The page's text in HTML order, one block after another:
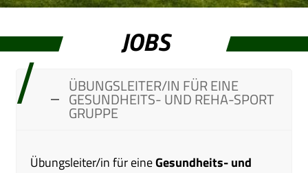
JOBS
ÜBUNGSLEITER/IN FÜR EINE
GESUNDHEITS- UND REHA-SPORT
GRUPPE
Übungsleiter/in für eineGesundheits- und